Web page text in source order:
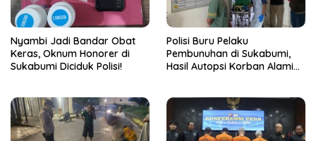
Nyambi Jadi Bandar Obat
Keras, Oknum Honorer di
Sukabumi Diciduk Polisi!
Polisi Buru Pelaku
Pembunuhan di Sukabumi,
Hasil Autopsi Korban Alami